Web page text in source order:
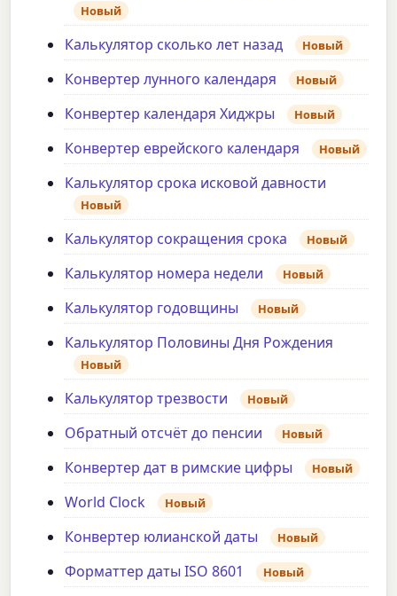
Новый
Калькулятор сколько лет назад Новый
Конвертер лунного календаря Новый
Конвертер календаря Хиджры Новый
Конвертер еврейского календаря Новый
Калькулятор срока исковой давности
Новый
Калькулятор сокращения срока Новый
Калькулятор номера недели Новый
Калькулятор годовщины Новый
Калькулятор Половины Дня Рождения
Новый
Калькулятор трезвости Новый
Обратный отсчёт до пенсии Новый
Конвертер дат в римские цифры Новый
World Clock Новый
Конвертер юлианской даты Новый
Форматтер даты ISO 8601 Новый